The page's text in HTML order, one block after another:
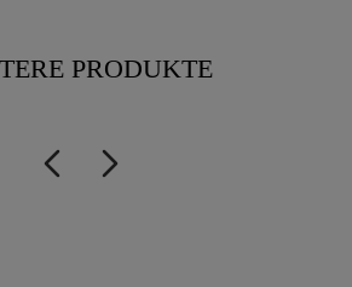
PRODUKTE